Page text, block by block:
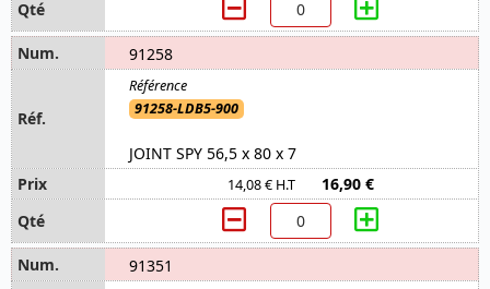
91258
91258-LDB5-900
JOINT SPY 56,5 x 80 x 7
14,08 € H.T 16,90 €
91351